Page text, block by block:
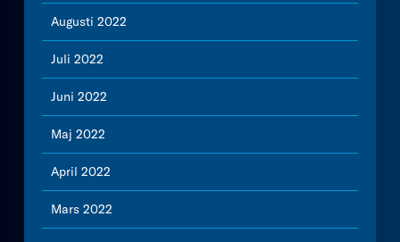
Augusti 2022
Juli 2022
Juni 2022
Maj 2022
April 2022
Mars 2022